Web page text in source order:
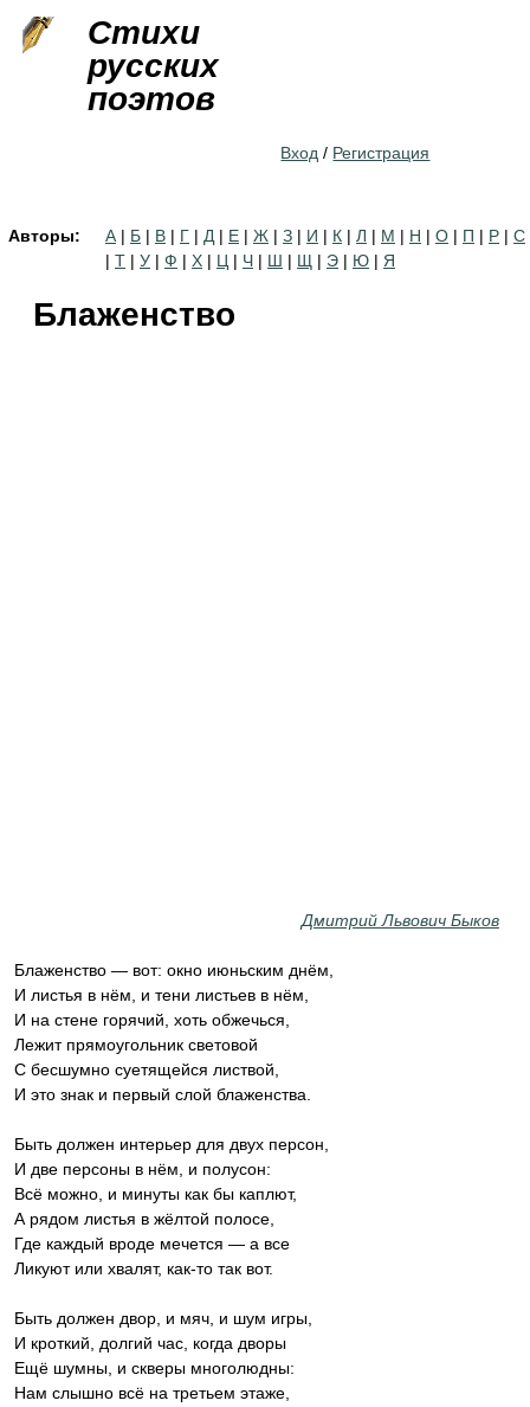
Стихи
русских
поэтов
Вход / Регистрация
Авторы: А | Б | В | Г | Д | Е | Ж | З | И | К | Л | М | Н | О | П | Р | С
| Т | У | Ф | Х | Ц | Ч | Ш | Щ | Э | Ю | Я
Блаженство
Дмитрий Львович Быков
Блаженство — вот: окно июньским днём,
И листья в нём, и тени листьев в нём,
И на стене горячий, хоть обжечься,
Лежит прямоугольник световой
С бесшумно суетящейся листвой,
И это знак и первый слой блаженства.
Быть должен интерьер для двух персон,
И две персоны в нём, и полусон:
Всё можно, и минуты как бы каплют,
А рядом листья в жёлтой полосе,
Где каждый вроде мечется — а все
Ликуют или хвалят, как-то так вот.
Быть должен двор, и мяч, и шум игры,
И кроткий, долгий час, когда дворы
Ещё шумны, и скверы многолюдны:
Нам слышно всё на третьем этаже,